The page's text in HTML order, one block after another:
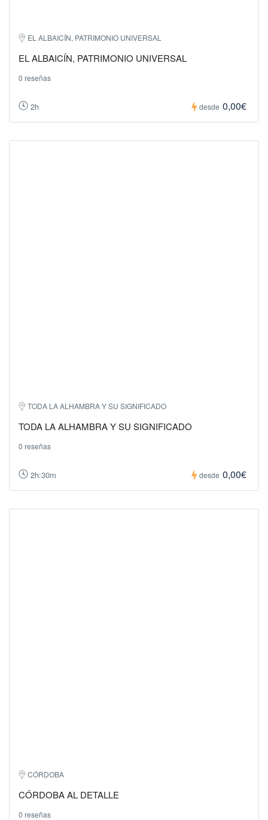
EL ALBAICÍN, PATRIMONIO UNIVERSAL
EL ALBAICÍN, PATRIMONIO UNIVERSAL
0 reseñas
2h desde 0,00€
TODA LA ALHAMBRA Y SU SIGNIFICADO
TODA LA ALHAMBRA Y SU SIGNIFICADO
0 reseñas
2h:30m desde 0,00€
CÓRDOBA
CÓRDOBA AL DETALLE
0 reseñas